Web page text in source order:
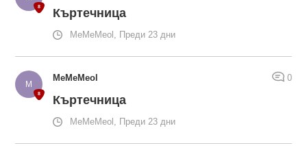
Къртечница
MeMeMeol, Преди 23 дни
MeMeMeol 0
Къртечница
MeMeMeol, Преди 23 дни